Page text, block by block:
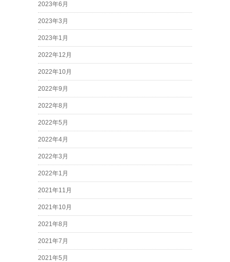
2023年6月
2023年3月
2023年1月
2022年12月
2022年10月
2022年9月
2022年8月
2022年5月
2022年4月
2022年3月
2022年1月
2021年11月
2021年10月
2021年8月
2021年7月
2021年5月